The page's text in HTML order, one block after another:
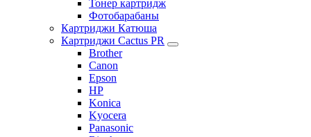
Тонер картридж
Фотобарабаны
Картриджи Катюша
Картриджи Cactus PR
Brother
Canon
Epson
HP
Konica
Kyocera
Panasonic